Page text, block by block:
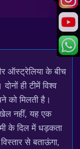
ऑस्ट्रेलिया के बीच
ही टीमें विश्व
को मिलती है।
नहीं, यह एक
के दिल में धड़कता
से बताऊंगा,